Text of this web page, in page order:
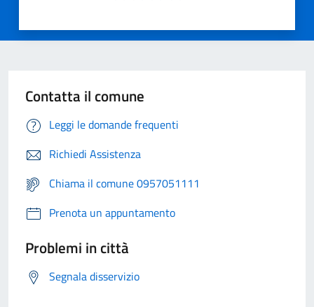
Contatta il comune
Leggi le domande frequenti
Richiedi Assistenza
Chiama il comune 0957051111
Prenota un appuntamento
Problemi in città
Segnala disservizio